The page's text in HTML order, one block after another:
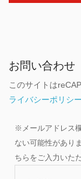
お問い合わせ
このサイトは
ライバシーポリシー
※メールアドレス
ない可能性があり
ちらをご入力いた